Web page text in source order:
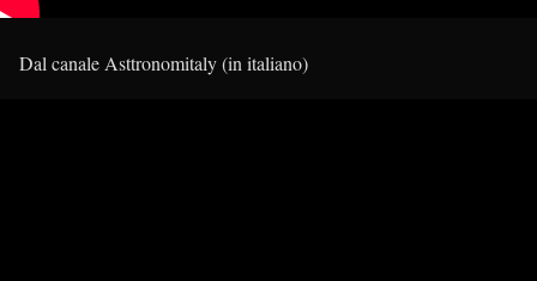
Dal canale Asttronomitaly (in italiano)